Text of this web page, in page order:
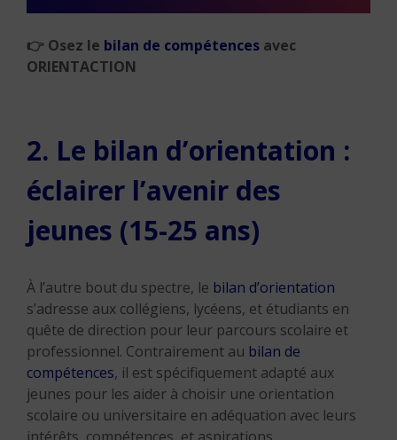
👉 Osez le bilan de compétences avec
ORIENTACTION
2. Le bilan d’orientation :
éclairer l’avenir des
jeunes (15-25 ans)
À l’autre bout du spectre, le bilan d’orientation
s’adresse aux collégiens, lycéens, et étudiants en
quête de direction pour leur parcours scolaire et
professionnel. Contrairement au bilan de
compétences, il est spécifiquement adapté aux
jeunes pour les aider à choisir une orientation
scolaire ou universitaire en adéquation avec leurs